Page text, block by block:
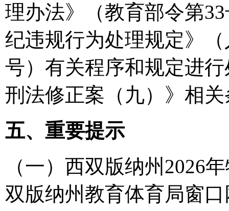
理办法》（教育部令第
纪违规行为处理规定》
号）有关程序和规定进
刑法修正案（九）》相
五、重要提示
（一）西双版纳州2026
双版纳州教育体育局窗